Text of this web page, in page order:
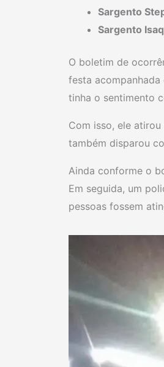
Sargento
Sargento
O boletim de
festa acompanhada
tinha o sentimento
Com isso, ele
também disparou
Ainda conforme o
Em seguida, um
pessoas fossem